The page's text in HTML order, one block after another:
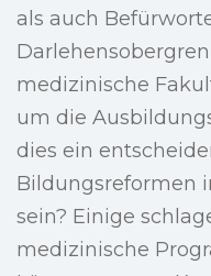
als auch
medizinische
um die
dies ein
Bildungsreformen
sein? Einige
medizinische